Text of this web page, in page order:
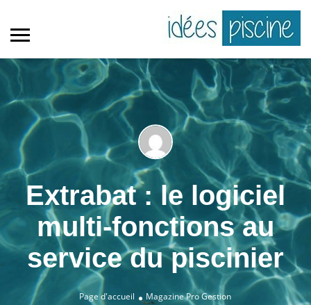
Extrabat : le logiciel
multi-fonctions au
service du piscinier
Page d'accueil Magazine ProGestion